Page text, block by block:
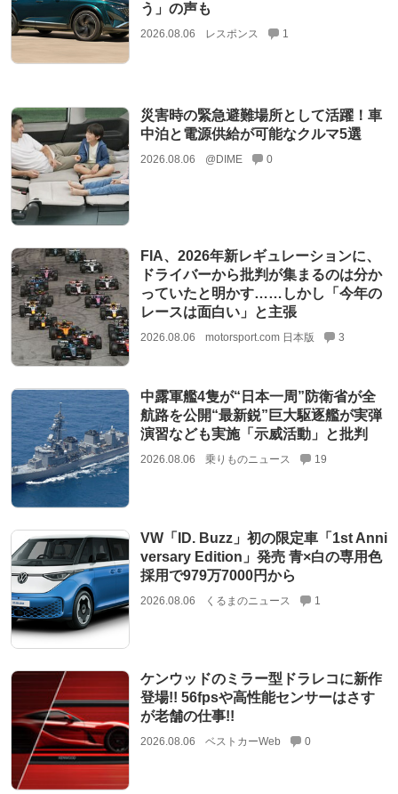
う」の声も
2026.08.06 レスポンス 1
災害時の緊急避難場所として活躍！車
中泊と電源供給が可能なクルマ5選
2026.08.06 @DIME 0
FIA、2026年新レギュレーションに、
ドライバーから批判が集まるのは分か
っていたと明かす……しかし「今年の
レースは面白い」と主張
2026.08.06 motorsport.com 日本版 3
中露軍艦4隻が“日本一周”防衛省が全
航路を公開“最新鋭”巨大駆逐艦が実弾
演習なども実施「示威活動」と批判
2026.08.06 乗りものニュース 19
VW「ID. Buzz」初の限定車「1st Anni
versary Edition」発売 青×白の専用色
採用で979万7000円から
2026.08.06 くるまのニュース 1
ケンウッドのミラー型ドラレコに新作
登場!! 56fpsや高性能センサーはさす
が老舗の仕事!!
2026.08.06 ベストカーWeb 0